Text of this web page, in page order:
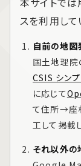
スを利用して
自前の地
国土地理院
CSIS シン
に応じて
て住所→座
工して掲載
それ以外の